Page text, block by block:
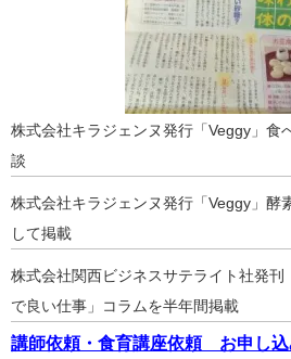
株式会社キラジェンヌ発行「Veggy」食
談
株式会社キラジェンヌ発行「Veggy」酵
して掲載
株式会社関西ビジネスサテライト社発
で良い仕事」コラムを半年間掲載
講師依頼・食育講座依頼 お申し込